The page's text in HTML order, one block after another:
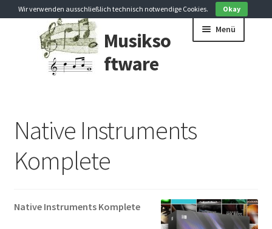
Zur
Navigation
springen
Zum
Inhalt
springen
Musikso
ftware
Menü
Audio Editor
DJ Software
Native Instruments
Komplete
Native Instruments Komplete
Wir verwenden ausschließlich technisch notwendige Cookies. Okay